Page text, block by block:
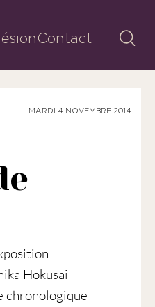
Contact
MARDI 4 NOVEMBRE 2014
Hokusai
chronologique